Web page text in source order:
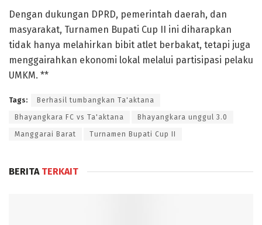
Dengan dukungan DPRD, pemerintah daerah, dan
masyarakat, Turnamen Bupati Cup II ini diharapkan
tidak hanya melahirkan bibit atlet berbakat, tetapi juga
menggairahkan ekonomi lokal melalui partisipasi pelaku
UMKM. **
Tags: Berhasil tumbangkan Ta'aktana
Bhayangkara FC vs Ta'aktana Bhayangkara unggul 3.0
Manggarai Barat Turnamen Bupati Cup II
BERITATERKAIT